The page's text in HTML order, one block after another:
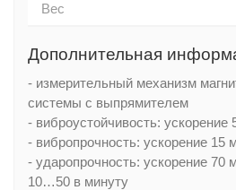
Вес
Дополнительная
- измерительный механизм
системы с выпрямителем
- виброустойчивость: ускорение
- вибропрочность: ускорение 15
- ударопрочность: ускорение 70
10…50 в минуту